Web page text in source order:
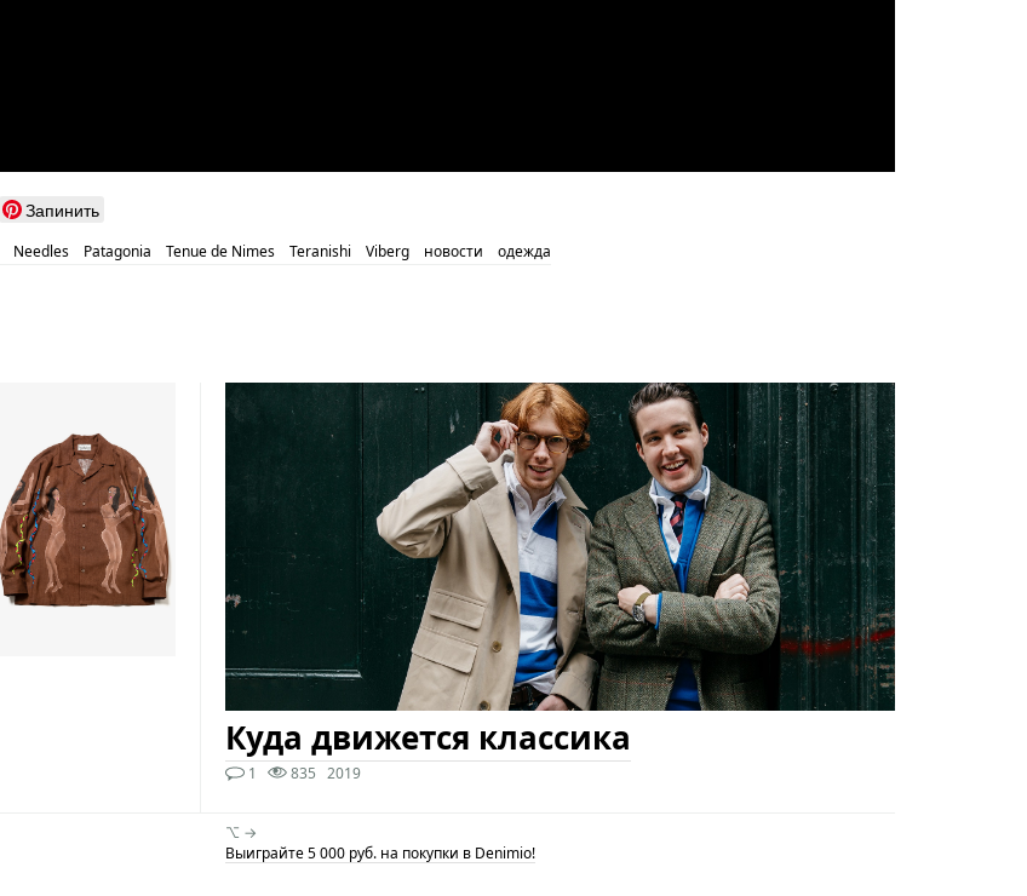
Запинить
Needles Patagonia Tenue de Nimes Teranishi Viberg новости одежда
Куда движется классика
1 835 2019
⌥ →
Выиграйте 5 000 руб. на покупки в Denimio!